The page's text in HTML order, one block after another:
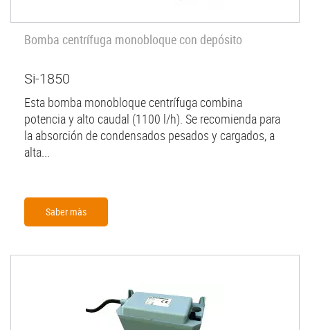
Bomba centrífuga monobloque con depósito
Si-1850
Esta bomba monobloque centrífuga combina
potencia y alto caudal (1100 l/h). Se recomienda para
la absorción de condensados pesados y cargados, a
alta...
Saber màs